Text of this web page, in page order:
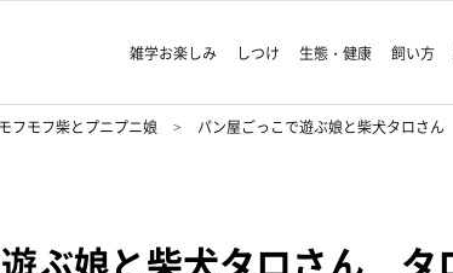
雑学お楽しみ しつけ 生態・健康 飼い方
モフモフ柴とプニプニ娘 パン屋ごっこで遊ぶ娘と柴犬タロさ